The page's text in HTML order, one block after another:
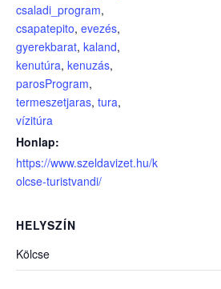
csaladi_program,
csapatepito, evezés,
gyerekbarat, kaland,
kenutúra, kenuzás,
parosProgram,
termeszetjaras, tura,
vízitúra
Honlap:
https://www.szeldavizet.hu/k
olcse-turistvandi/
HELYSZÍN
Kölcse